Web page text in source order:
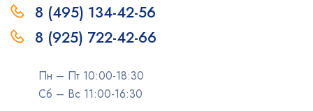
8 (495) 134-42-56
8 (925) 722-42-66
Пн – Пт 10:00-18:30
Сб – Вс 11:00-16:30